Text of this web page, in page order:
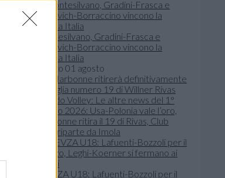
Montesilvano, Gradini-Frasca e
Viscovich-Borraccino vincono la
Coppa Italia
sabato 01 agosto
Mondo Volley: Le altre news del 1°
agosto 2026: Usa-Polonia vale l’oro,
Narbonne ritira il 19 di Rivas, Club
Italia riparte da Imola
WEVZA U18: Lafuenti-Bozzoli per il